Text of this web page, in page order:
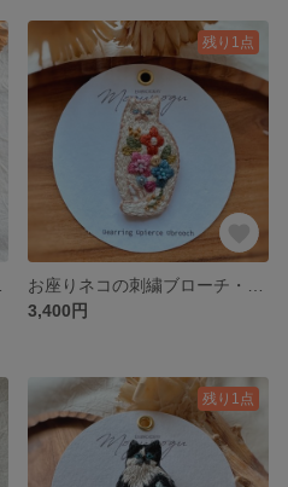
残り1点
3,400円
残り1点